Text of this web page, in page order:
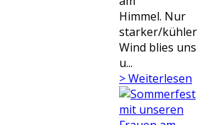
Himmel. Nur
starker/kühler
Wind blies uns
u...
> Weiterlesen